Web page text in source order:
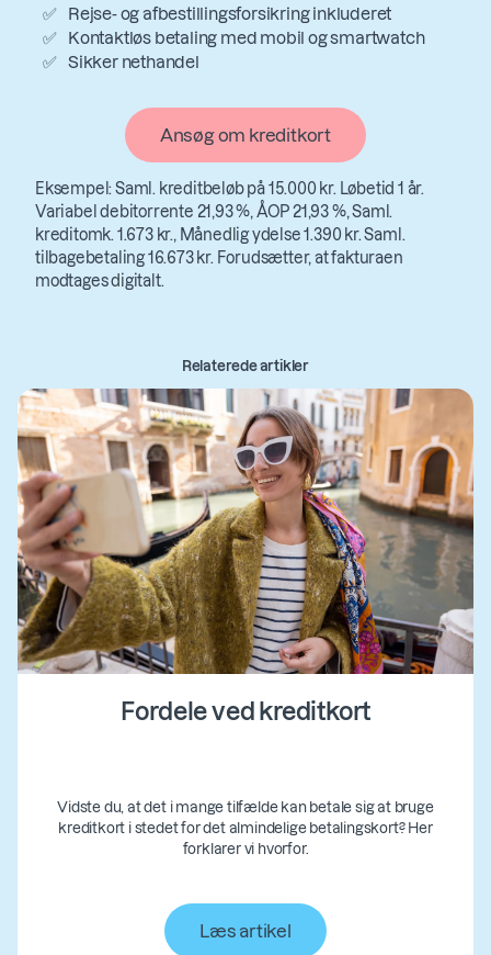
Rejse- og afbestillingsforsikring inkluderet
Kontaktløs betaling med mobil og smartwatch
Sikker nethandel
Ansøg om kreditkort
Eksempel: Saml. kreditbeløb på 15.000 kr. Løbetid 1 år.
Variabel debitorrente 21,93 %, ÅOP 21,93 %, Saml.
kreditomk. 1.673 kr., Månedlig ydelse 1.390 kr. Saml.
tilbagebetaling 16.673 kr. Forudsætter, at fakturaen
modtages digitalt.
Relaterede artikler
Fordele ved kreditkort
Vidste du, at det i mange tilfælde kan betale sig at bruge
kreditkort i stedet for det almindelige betalingskort? Her
forklarer vi hvorfor.
Læs artikel